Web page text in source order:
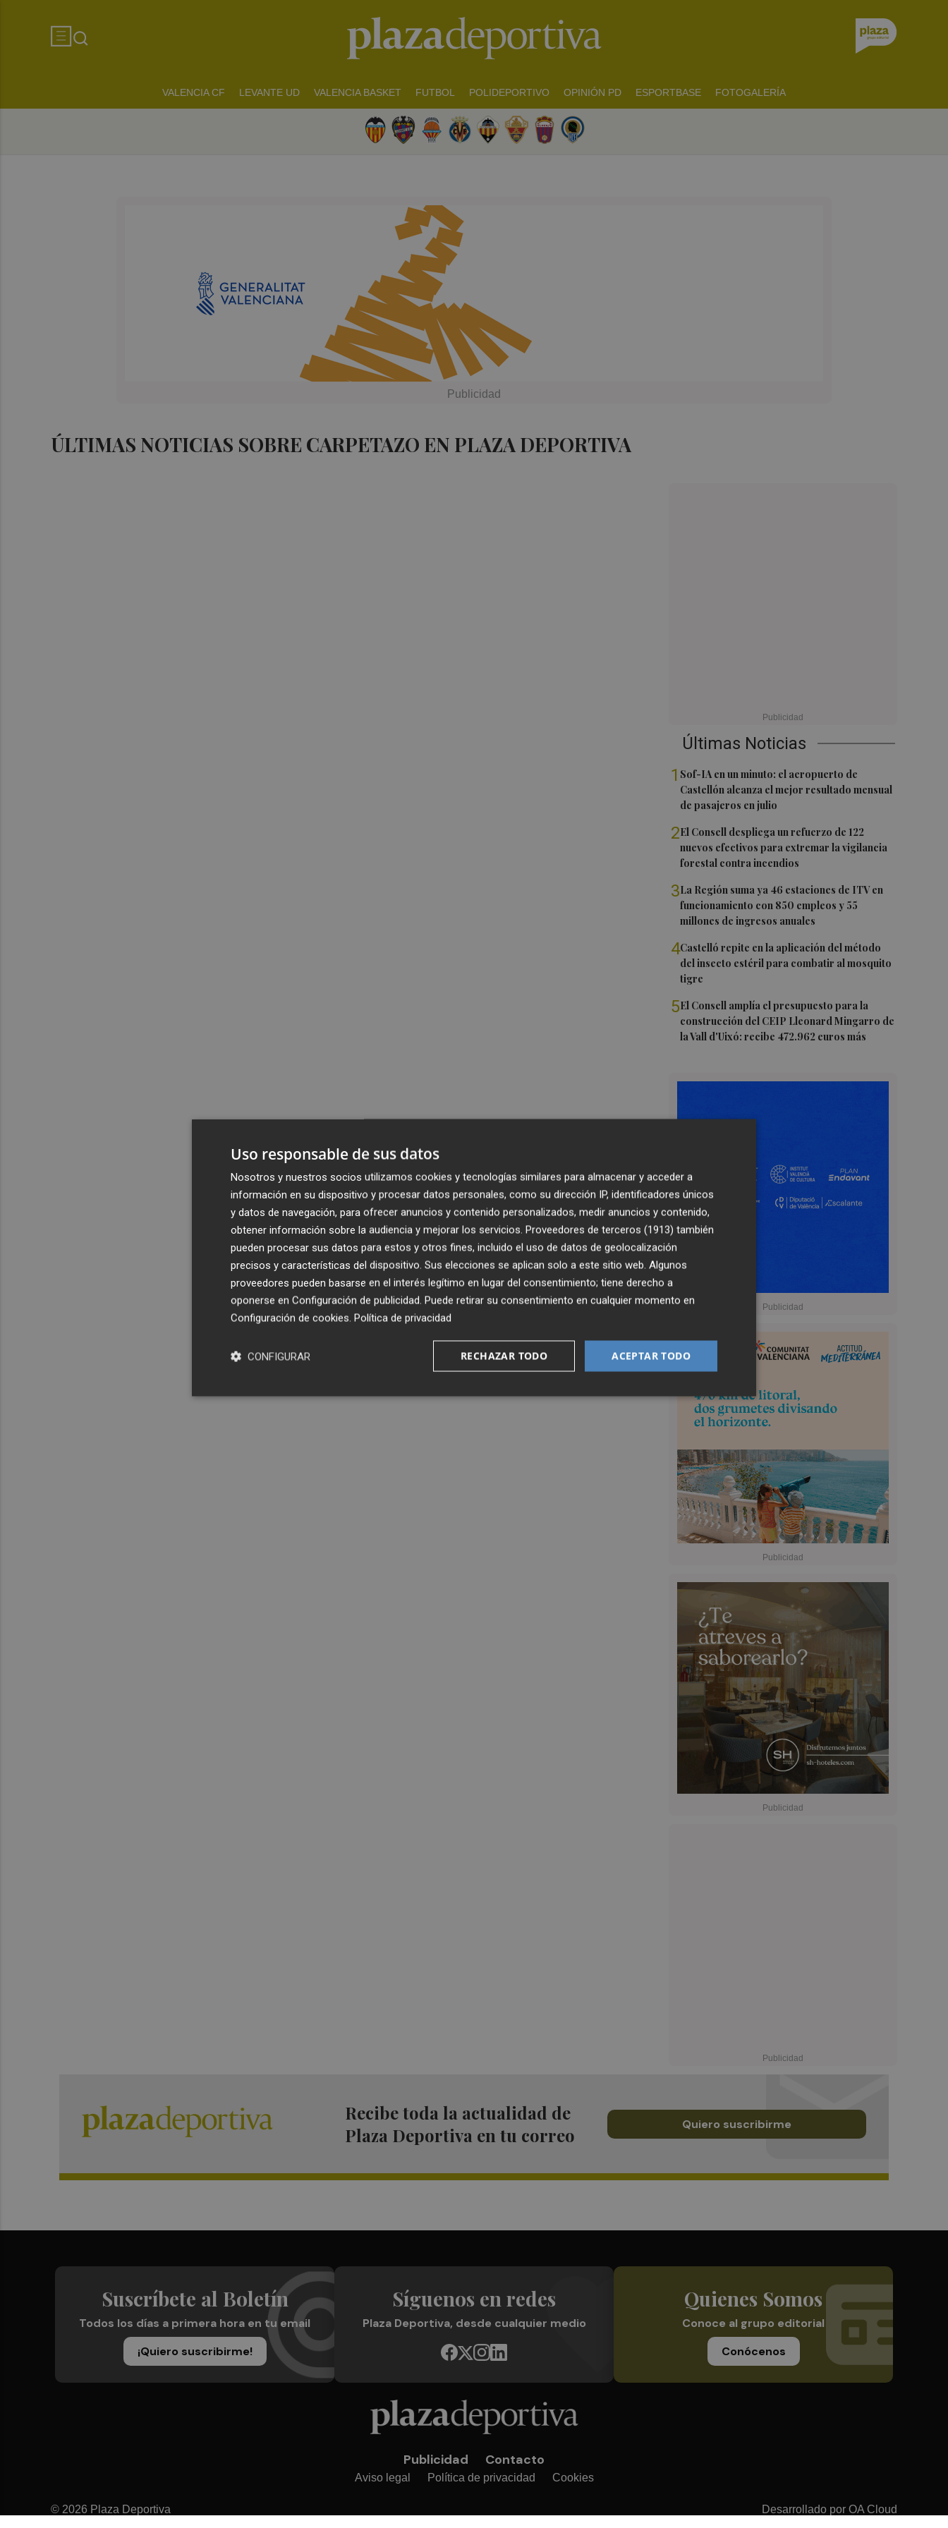
VALENCIA CF LEVANTE UD VALENCIA BASKET FUTBOL POLIDEPORTIVO OPINIÓN PD ESPORTBASE FOTOGALERÍA
ÚLTIMAS NOTICIAS SOBRE CARPETAZO EN PLAZA DEPORTIVA
Últimas Noticias
1 Sof-IA en un minuto: el aeropuerto de
Castellón alcanza el mejor resultado mensual
de pasajeros en julio
2El Consell despliega un refuerzo de 122
nuevos efectivos para extremar la vigilancia
forestal contra incendios
3La Región suma ya 46 estaciones de ITV en
funcionamiento con 850 empleos y 55
millones de ingresos anuales
4Castelló repite en la aplicación del método
del insecto estéril para combatir al mosquito
tigre
5El Consell amplía el presupuesto para la
construcción del CEIP Lleonard Mingarro de
la Vall d'Uixó: recibe 472.962 euros más
Recibe toda la actualidad de
Plaza Deportiva en tu correo
Quiero suscribirme
Suscríbete al Boletín
Todos los días a primera hora en tu email
¡Quiero suscribirme!
Síguenos en redes
Plaza Deportiva, desde cualquier medio
Quienes Somos
Conoce al grupo editorial
Conócenos
Publicidad Contacto
Aviso legal Política de privacidad Cookies
© 2026 Plaza Deportiva Desarrollado por OA Cloud
Uso responsable de sus datos
Nosotros y nuestros socios utilizamos cookies y tecnologías similares para almacenar y acceder a
información en su dispositivo y procesar datos personales, como su dirección IP, identificadores únicos
y datos de navegación, para ofrecer anuncios y contenido personalizados, medir anuncios y contenido,
obtener información sobre la audiencia y mejorar los servicios. Proveedores de terceros (1913) también
pueden procesar sus datos para estos y otros fines, incluido el uso de datos de geolocalización
precisos y características del dispositivo. Sus elecciones se aplican solo a este sitio web. Algunos
proveedores pueden basarse en el interés legítimo en lugar del consentimiento; tiene derecho a
oponerse en Configuración de publicidad. Puede retirar su consentimiento en cualquier momento en
Configuración de cookies. Política de privacidad
ACEPTAR TODO
RECHAZAR TODO
CONFIGURAR